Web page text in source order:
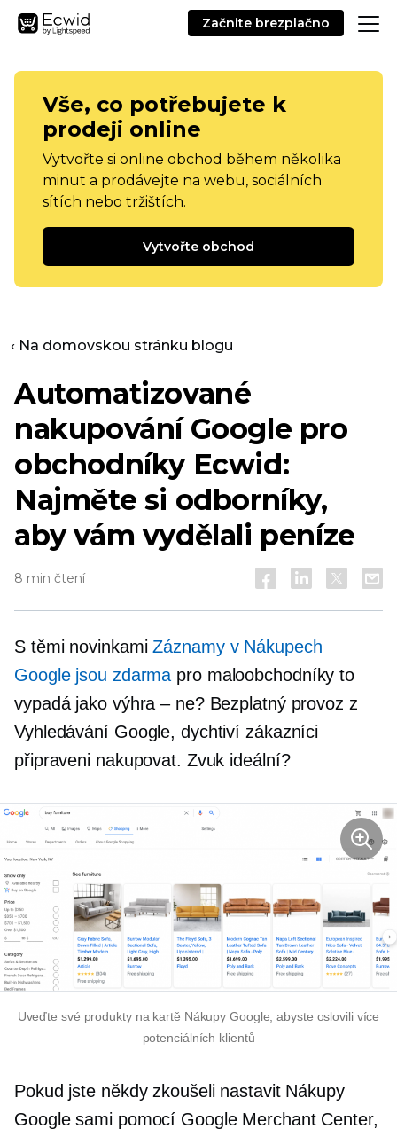
Začnite brezplačno
Vše, co potřebujete k
prodeji online
Vytvořte si online obchod během několika
minut a prodávejte na webu, sociálních
sítích nebo tržištích.
Vytvořte obchod
‹ Na domovskou stránku blogu
Automatizované
nakupování Google pro
obchodníky Ecwid:
Najměte si odborníky,
aby vám vydělali peníze
8 min čtení
S těmi novinkamiZáznamy v Nákupech
Google jsou zdarma pro maloobchodníky to
vypadá jako výhra – ne? Bezplatný provoz z
Vyhledávání Google, dychtiví zákazníci
připraveni nakupovat. Zvuk ideální?
Uveďte své produkty na kartě Nákupy Google, abyste oslovili více
potenciálních klientů
Pokud jste někdy zkoušeli nastavit Nákupy
Google sami pomocí Google Merchant Center,